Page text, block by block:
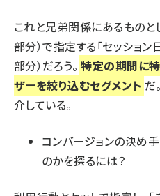
これと兄弟関係にあるものと
部分）で指定する「セッション
部分）だろう。 特定の期間に
ザーを絞り込むセグメント だ
介している。
コンバージョンの決め
のかを探るには？